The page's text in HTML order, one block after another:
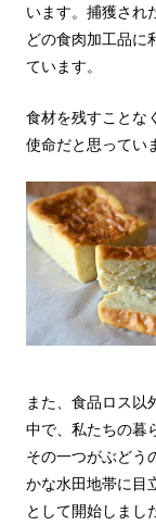
います。捕獲され
どの食肉加工品に
ています。
食材を残すことな
使命だと思ってい
また、食品ロス以
中で、私たちの暮
その一つがぶどう
かな水田地帯に目
として開始しまし